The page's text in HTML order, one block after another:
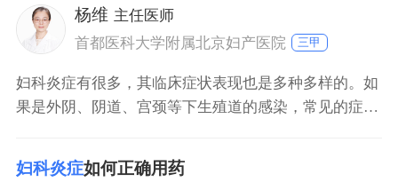
是泌尿系感染等，并针对病因进行治疗。
杨维 主任医师
首都医科大学附属北京妇产医院
三甲
妇科炎症有很多，其临床症状表现也是多种多样的。如
果是外阴、阴道、宫颈等下生殖道的感染，常见的症状
妇科炎症如何正确用药